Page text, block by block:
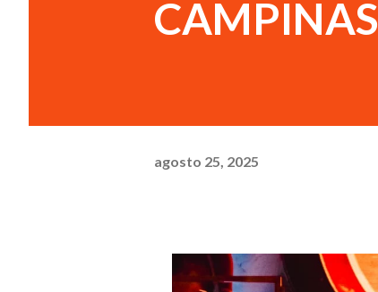
CAMPINAS
agosto 25, 2025